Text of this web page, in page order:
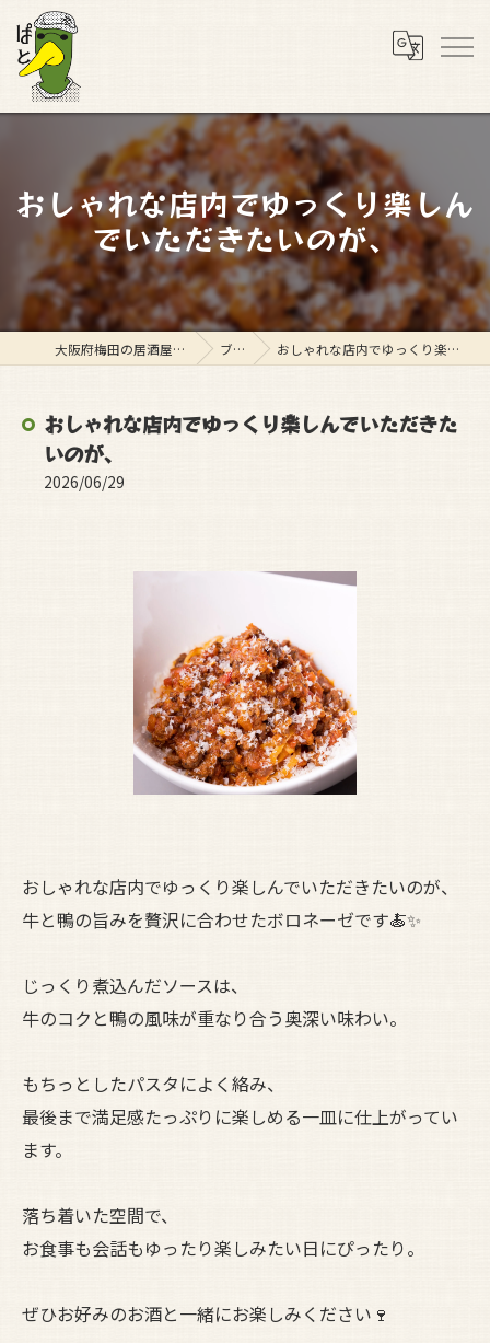
おしゃれな店内でゆっくり楽しん
でいただきたいのが、
大阪府梅田の居酒屋ならスタンド ぱと ブログ おしゃれな店内でゆっくり楽しんでいただきたいのが、
おしゃれな店内でゆっくり楽しんでいただきた
いのが、
2026/06/29
おしゃれな店内でゆっくり楽しんでいただきたいのが、
牛と鴨の旨みを贅沢に合わせたボロネーゼです🍝✨
じっくり煮込んだソースは、
牛のコクと鴨の風味が重なり合う奥深い味わい。
もちっとしたパスタによく絡み、
最後まで満足感たっぷりに楽しめる一皿に仕上がってい
ます。
落ち着いた空間で、
お食事も会話もゆったり楽しみたい日にぴったり。
ぜひお好みのお酒と一緒にお楽しみください🍷